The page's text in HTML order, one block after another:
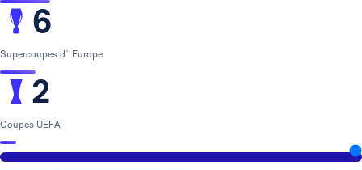
6
Supercoupes d´ Europe
2
Coupes UEFA